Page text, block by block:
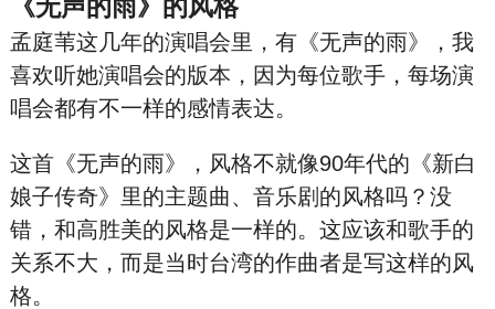
《无声的雨》的风格
孟庭苇这几年的演唱会里，有《无声的雨》，我
喜欢听她演唱会的版本，因为每位歌手，每场演
唱会都有不一样的感情表达。
这首《无声的雨》，风格不就像90年代的《新白
娘子传奇》里的主题曲、音乐剧的风格吗？没
错，和高胜美的风格是一样的。这应该和歌手的
关系不大，而是当时台湾的作曲者是写这样的风
格。